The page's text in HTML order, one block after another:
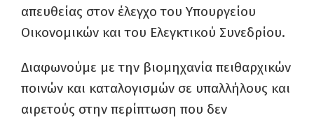
απευθείας στον έλεγχο του Υπουργείου
Οικονομικών και του Ελεγκτικού Συνεδρίου.
Διαφωνούμε με την βιομηχανία πειθαρχικών
ποινών και καταλογισμών σε υπαλλήλους και
αιρετούς στην περίπτωση που δεν